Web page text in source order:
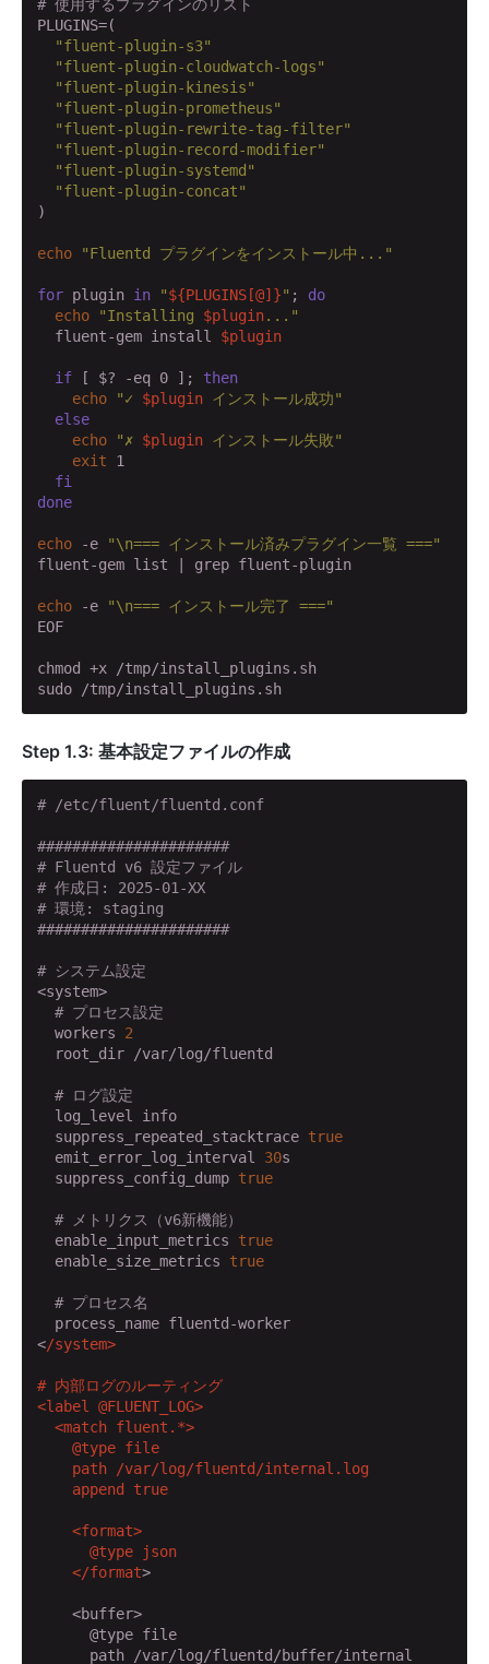
# 使用するプラグインのリスト
PLUGINS=(
"fluent-plugin-s3"
"fluent-plugin-cloudwatch-logs"
"fluent-plugin-kinesis"
"fluent-plugin-prometheus"
"fluent-plugin-rewrite-tag-filter"
"fluent-plugin-record-modifier"
"fluent-plugin-systemd"
"fluent-plugin-concat"
)
echo "Fluentd プラグインをインストール中..."
for plugin in "${PLUGINS[@]}" ; do
echo
"Installing $plugin..."
  fluent-gem install
$plugin
if [ $? -eq 0 ]; then
echo
"✓ $plugin インストール成功"
else
echo
"✗ $plugin インストール失敗"
exit 1
fi
done
echo -e
"\n=== インストール済みプラグイン一覧 ==="
fluent-gem list | grep fluent-plugin
echo -e
"\n=== インストール完了 ==="
EOF
chmod +x /tmp/install_plugins.sh
sudo /tmp/install_plugins.sh
Step 1.3: 基本設定ファイルの作成
# /etc/fluent/fluentd.conf
######################
# Fluentd v6 設定ファイル
# 作成日: 2025-01-XX
# 環境: staging
######################
# システム設定
<system>
# プロセス設定
  workers
2
  root_dir /var/log/fluentd
# ログ設定
  log_level info
  suppress_repeated_stacktrace
true
  emit_error_log_interval
30s
  suppress_config_dump
true
# メトリクス（v6新機能）
  enable_input_metrics
true
  enable_size_metrics
true
# プロセス名
  process_name fluentd-worker
</system>
# 内部ログのルーティング
<label @FLUENT_LOG>
  <match fluent.*>
    @type file
    path /var
/log/fluentd /internal.log
    append true
    <format>
      @type json
    </format
>
    <buffer>
      @type file
      path /var/log/fluentd/buffer/internal